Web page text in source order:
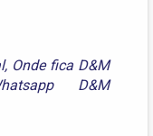
, Onde fica D&M
D&M